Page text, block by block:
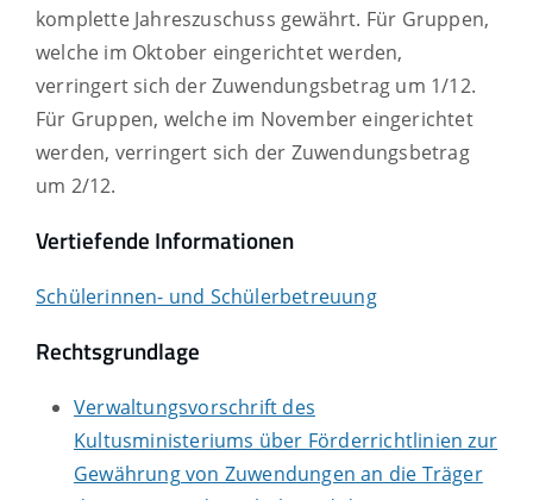
komplette Jahreszuschuss gewährt. Für Gruppen,
welche im Oktober eingerichtet werden,
verringert sich der Zuwendungsbetrag um 1/12.
Für Gruppen, welche im November eingerichtet
werden, verringert sich der Zuwendungsbetrag
um 2/12.
Vertiefende Informationen
Schülerinnen- und Schülerbetreuung
Rechtsgrundlage
Verwaltungsvorschrift des
Kultusministeriums über Förderrichtlinien zur
Gewährung von Zuwendungen an die Träger